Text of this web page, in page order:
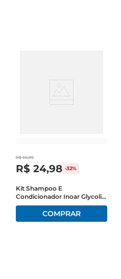
R$ 36,99
R$ 24,98 -32%
Kit Shampoo E
Condicionador Inoar Glycolic
500ml Cada